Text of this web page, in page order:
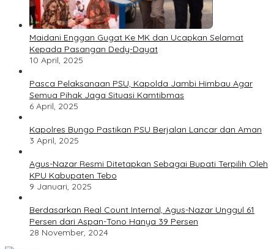
Maidani Enggan Gugat Ke MK dan Ucapkan Selamat
Kepada Pasangan Dedy-Dayat
10 April, 2025
Pasca Pelaksanaan PSU, Kapolda Jambi Himbau Agar
Semua Pihak Jaga Situasi Kamtibmas
6 April, 2025
Kapolres Bungo Pastikan PSU Berjalan Lancar dan Aman
3 April, 2025
Agus-Nazar Resmi Ditetapkan Sebagai Bupati Terpilih Oleh
KPU Kabupaten Tebo
9 Januari, 2025
Berdasarkan Real Count Internal, Agus-Nazar Unggul 61
Persen dari Aspan-Tono Hanya 39 Persen
28 November, 2024